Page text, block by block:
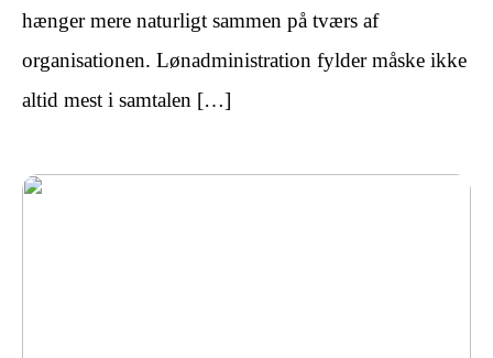
hænger mere naturligt sammen på tværs af
organisationen. Lønadministration fylder måske ikke
altid mest i samtalen […]